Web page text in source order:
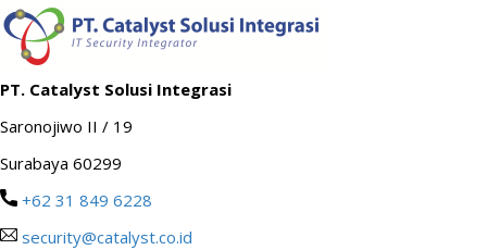
PT. Catalyst Solusi Integrasi
Saronojiwo II / 19
Surabaya 60299
+62 31 849 6228
security@catalyst.co.id